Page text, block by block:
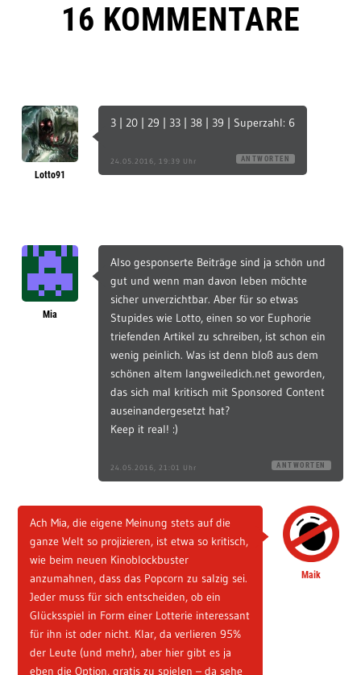
16 KOMMENTARE
Lotto91
3 | 20 | 29 | 33 | 38 | 39 | Superzahl: 6
24.05.2016, 19:39 Uhr ANTWORTEN
Mia
Also gesponserte Beiträge sind ja schön und
gut und wenn man davon leben möchte
sicher unverzichtbar. Aber für so etwas
Stupides wie Lotto, einen so vor Euphorie
triefenden Artikel zu schreiben, ist schon ein
wenig peinlich. Was ist denn bloß aus dem
schönen altem langweiledich.net geworden,
das sich mal kritisch mit Sponsored Content
auseinandergesetzt hat?
Keep it real! :)
24.05.2016, 21:01 Uhr ANTWORTEN
Maik
Ach Mia, die eigene Meinung stets auf die
ganze Welt so projizieren, ist etwa so kritisch,
wie beim neuen Kinoblockbuster
anzumahnen, dass das Popcorn zu salzig sei.
Jeder muss für sich entscheiden, ob ein
Glücksspiel in Form einer Lotterie interessant
für ihn ist oder nicht. Klar, da verlieren 95%
der Leute (und mehr), aber hier gibt es ja
eben die Option, gratis zu spielen – da sehe